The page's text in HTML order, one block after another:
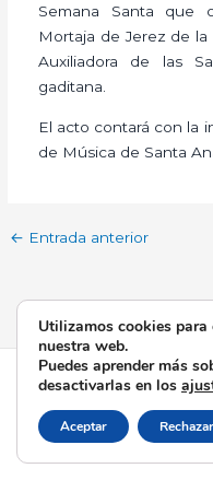
Semana Santa que
Mortaja de Jerez de
Auxiliadora de las
gaditana.
El acto contará con la
de Música de Santa
← Entrada anterior
Todos los derechos ©
gracias a
Utilizamos cookies para
nuestra web.
Puedes aprender más
desactivarlas en los
Aceptar Rechazar